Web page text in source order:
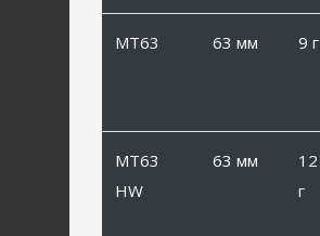
MT63 63 мм 9 г
MT63
HW
63 мм
12
г